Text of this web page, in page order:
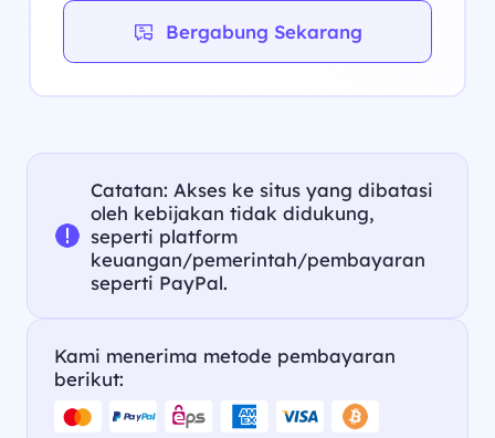
Bergabung Sekarang
Catatan: Akses ke situs yang dibatasi
oleh kebijakan tidak didukung,
seperti platform
keuangan/pemerintah/pembayaran
seperti PayPal.
Kami menerima metode pembayaran
berikut: